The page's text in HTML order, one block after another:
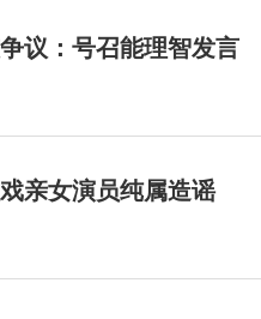
议：号召能理智发言
亲女演员纯属造谣